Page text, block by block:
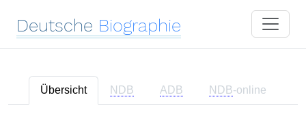
Deutsche Biographie
Übersicht NDB ADB NDB-online